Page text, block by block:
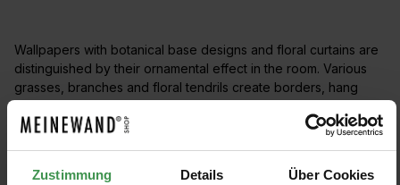
Zustimmung Details Über Cookies
Wallpapers with botanical base designs and floral curtains are
distinguished by their ornamental effect in the room. Various
grasses, branches and floral tendrils create borders, hang
decorative accents.